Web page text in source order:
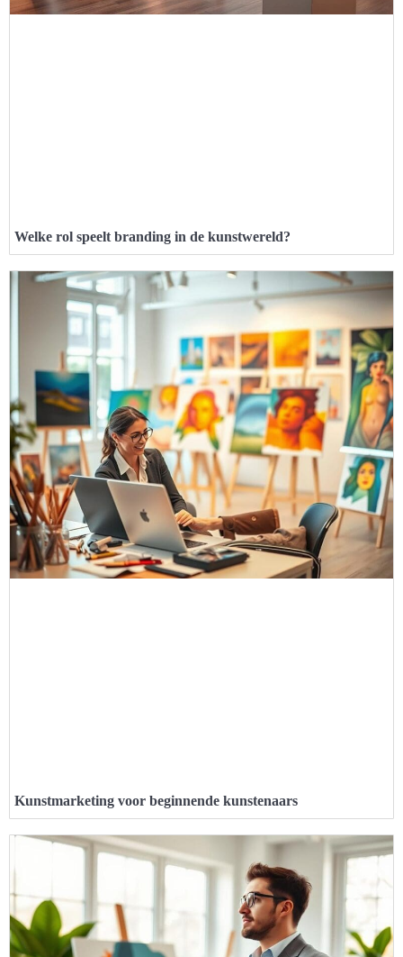
Welke rol speelt branding in de kunstwereld?
Kunstmarketing voor beginnende kunstenaars